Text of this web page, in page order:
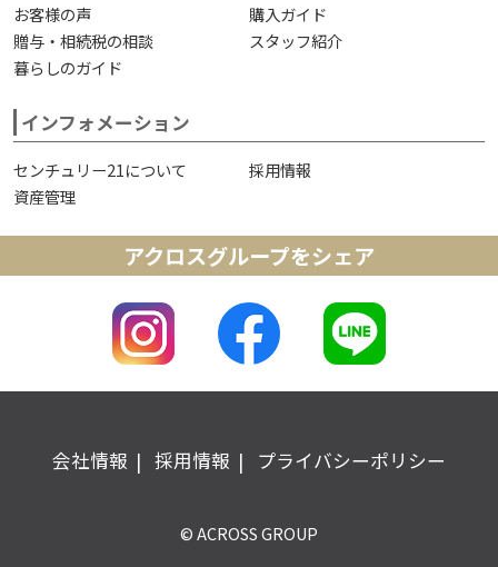
お客様の声
購入ガイド
贈与・相続税の相談
スタッフ紹介
暮らしのガイド
インフォメーション
センチュリー21について
採用情報
資産管理
アクロスグループをシェア
会社情報 採用情報 プライバシーポリシー
© ACROSS GROUP